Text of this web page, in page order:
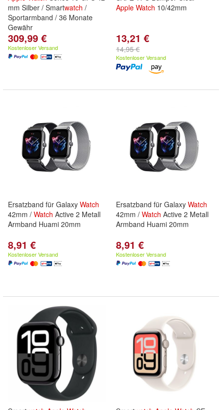
mm Silber / Smartwatch /
Sportarmband / 36 Monate
Gewähr
309,99 €
Kostenloser Versand
Apple Watch 10/42mm
13,21 €
14,95 €
Kostenloser Versand
Ersatzband für Galaxy Watch
42mm / Watch Active 2 Metall
Armband Huami 20mm
8,91 €
Kostenloser Versand
Ersatzband für Galaxy Watch
42mm / Watch Active 2 Metall
Armband Huami 20mm
8,91 €
Kostenloser Versand